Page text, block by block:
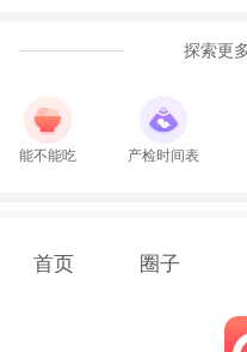
探索更
能不能吃 产检时间表
首页 圈子